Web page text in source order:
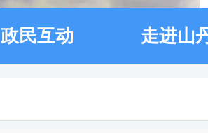
政民互动 走进山